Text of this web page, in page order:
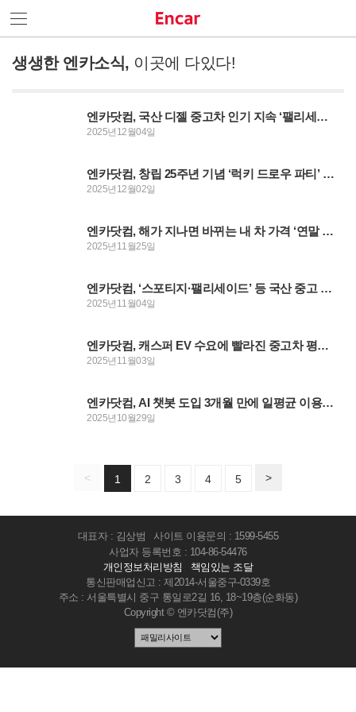
서비스 소개
생생한 엔카소식, 이곳에 다있다!
엔카닷컴, 국산 디젤 중고차 인기 지속 ‘팰리세이드·카니발’ 등 시세 연속 상승
2025년12월04일
엔카닷컴, 창립 25주년 기념 ‘럭키 드로우 파티’ 이벤트 진행
2025년12월02일
엔카닷컴, 해가 지나면 바뀌는 내 차 가격 ‘연말 중고차 판매 전’ 필수 팁
2025년11월25일
엔카닷컴, ‘스포티지·팰리세이드’ 등 국산 중고 디젤 SUV 시세 상승
2025년11월04일
엔카닷컴, 캐스퍼 EV 수요에 빨라진 중고차 평균 판매일 단축
2025년11월03일
엔카닷컴, AI 챗봇 도입 3개월 만에 일평균 이용자 수 8배 성장
2025년10월29일
< 1 2 3 4 5 >
대표자 : 김상범
사이트 이용문의 : 1599-5455
사업자 등록번호 : 104-86-54476
개인정보처리방침
책임있는 조달
통신판매업신고 : 제2014-서울중구-0339호
주소 : 서울특별시 중구 통일로2길 16, 18~19층(순화동)
Copyright © 엔카닷컴(주)